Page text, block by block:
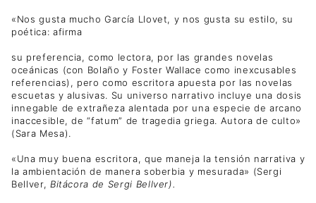
«Nos gusta mucho García Llovet, y nos gusta su estilo, su
poética: afirma
su preferencia, como lectora, por las grandes novelas
oceánicas (con Bolaño y Foster Wallace como inexcusables
referencias), pero como escritora apuesta por las novelas
escuetas y alusivas. Su universo narrativo incluye una dosis
innegable de extrañeza alentada por una especie de arcano
inaccesible, de “fatum” de tragedia griega. Autora de culto»
(Sara Mesa).
«Una muy buena escritora, que maneja la tensión narrativa y
la ambientación de manera soberbia y mesurada» (Sergi
Bellver, Bitácora de Sergi Bellver).